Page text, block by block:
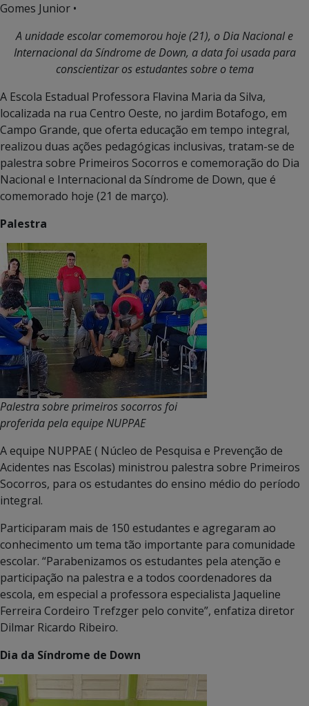
Gomes Junior •
A unidade escolar comemorou hoje (21), oDia Nacional e
Internacional da Síndrome de Down, a data foi usada para
conscientizar os estudantes sobre o tema
A Escola Estadual Professora Flavina Maria da Silva,
localizada na rua Centro Oeste, no jardim Botafogo, em
Campo Grande, que oferta educação em tempo integral,
realizou duas ações pedagógicas inclusivas, tratam-se de
palestra sobre Primeiros Socorros e comemoração do Dia
Nacional e Internacional da Síndrome de Down, que é
comemorado hoje (21 de março).
Palestra
Palestra sobre primeiros socorros foi
proferida pela equipe NUPPAE
A equipe NUPPAE ( Núcleo de Pesquisa e Prevenção de
Acidentes nas Escolas) ministrou palestra sobre Primeiros
Socorros, para os estudantes do ensino médio do período
integral.
Participaram mais de 150 estudantes e agregaram ao
conhecimento um tema tão importante para comunidade
escolar. “Parabenizamos os estudantes pela atenção e
participação na palestra e a todos coordenadores da
escola, em especial a professora especialista Jaqueline
Ferreira Cordeiro Trefzger pelo convite”, enfatiza diretor
Dilmar Ricardo Ribeiro.
Dia da Síndrome de Down